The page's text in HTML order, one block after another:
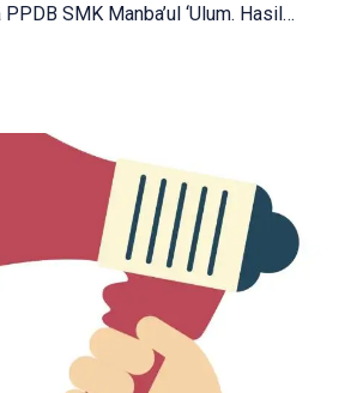
SMK Manba’ul ‘Ulum. Hasil
smkmucirebon.sch.id/daftar-hasil-